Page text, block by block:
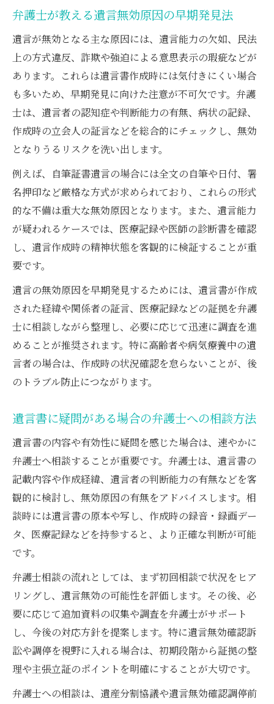
弁護士が教える遺言無効原因の早期発見法
遺言が無効となる主な原因には、遺言能力の欠如、民法
上の方式違反、詐欺や強迫による意思表示の瑕疵などが
あります。これらは遺言書作成時には気付きにくい場合
も多いため、早期発見に向けた注意が不可欠です。弁護
士は、遺言者の認知症や判断能力の有無、病状の記録、
作成時の立会人の証言などを総合的にチェックし、無効
となりうるリスクを洗い出します。
例えば、自筆証書遺言の場合には全文の自筆や日付、署
名押印など厳格な方式が求められており、これらの形式
的な不備は重大な無効原因となります。また、遺言能力
が疑われるケースでは、医療記録や医師の診断書を確認
し、遺言作成時の精神状態を客観的に検証することが重
要です。
遺言の無効原因を早期発見するためには、遺言書が作成
された経緯や関係者の証言、医療記録などの証拠を弁護
士に相談しながら整理し、必要に応じて迅速に調査を進
めることが推奨されます。特に高齢者や病気療養中の遺
言者の場合は、作成時の状況確認を怠らないことが、後
のトラブル防止につながります。
遺言書に疑問がある場合の弁護士への相談方法
遺言書の内容や有効性に疑問を感じた場合は、速やかに
弁護士へ相談することが重要です。弁護士は、遺言書の
記載内容や作成経緯、遺言者の判断能力の有無などを客
観的に検討し、無効原因の有無をアドバイスします。相
談時には遺言書の原本や写し、作成時の録音・録画デー
タ、医療記録などを持参すると、より正確な判断が可能
です。
弁護士相談の流れとしては、まず初回相談で状況をヒア
リングし、遺言無効の可能性を評価します。その後、必
要に応じて追加資料の収集や調査を弁護士がサポート
し、今後の対応方針を提案します。特に遺言無効確認訴
訟や調停を視野に入れる場合は、初期段階から証拠の整
理や主張立証のポイントを明確にすることが大切です。
弁護士への相談は、遺産分割協議や遺言無効確認調停前